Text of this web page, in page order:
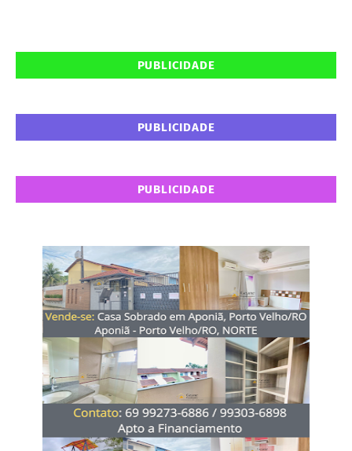
PUBLICIDADE
PUBLICIDADE
PUBLICIDADE